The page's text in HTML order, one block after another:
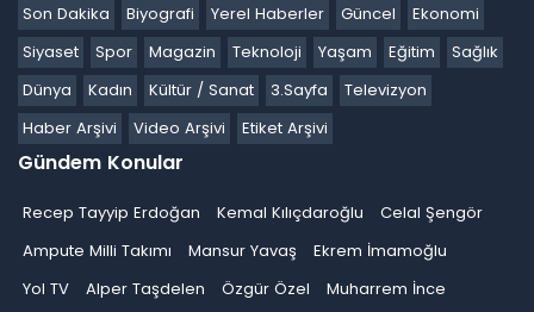
Son Dakika
Biyografi Yerel Haberler Güncel
Ekonomi
Siyaset
Spor Magazin Teknoloji Yaşam Eğitim
Sağlık
Dünya
Kadın Kültür / Sanat 3.Sayfa
Televizyon
Haber Arşivi
Video Arşivi Etiket Arşivi
Gündem Konular
Recep Tayyip Erdoğan Kemal Kılıçdaroğlu
Celal Şengör
Ampute Milli Takımı
Mansur Yavaş
Ekrem İmamoğlu
Yol TV
Alper Taşdelen Özgür Özel
Muharrem İnce